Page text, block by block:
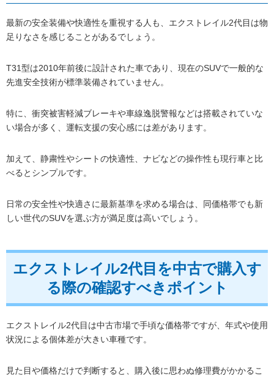
最新の安全装備や快適性を重視する人も、エクストレイル2代目は物
足りなさを感じることがあるでしょう。
T31型は2010年前後に設計された車であり、現在のSUVで一般的な
先進安全技術が標準装備されていません。
特に、衝突被害軽減ブレーキや車線逸脱警報などは搭載されていな
い場合が多く、運転支援の安心感には差があります。
加えて、静粛性やシートの快適性、ナビなどの操作性も現行車と比
べるとシンプルです。
日常の安全性や快適さに最新基準を求める場合は、同価格帯でも新
しい世代のSUVを選ぶ方が満足度は高いでしょう。
エクストレイル2代目を中古で購入す
る際の確認すべきポイント
エクストレイル2代目は中古市場で手頃な価格帯ですが、年式や使用
状況による個体差が大きい車種です。
見た目や価格だけで判断すると、購入後に思わぬ修理費がかかるこ